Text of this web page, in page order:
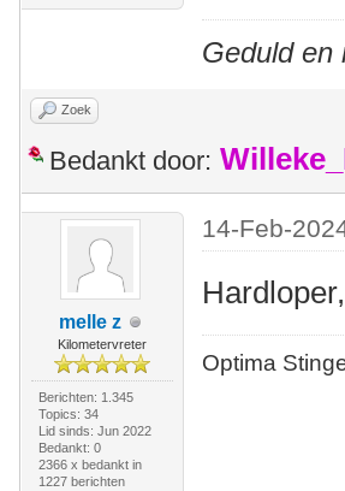
Geduld en
Zoek
Bedankt door:
melle z
Kilometervreter
Berichten: 1.345
Topics: 34
Lid sinds: Jun 2022
Bedankt: 0
2366 x bedankt in
1227 berichten
14-Feb-
Optima